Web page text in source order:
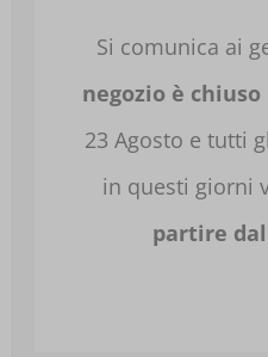
S60569 14′ I5-13420H
Si comunica ai
negozio è
23 Agosto e tutti
in questi giorni
partire dal